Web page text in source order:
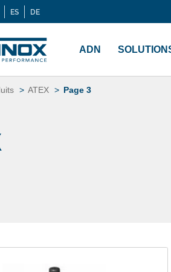
ES DE
principal
ADN
recherchez une documentation, cliquez
ATEX Page 3